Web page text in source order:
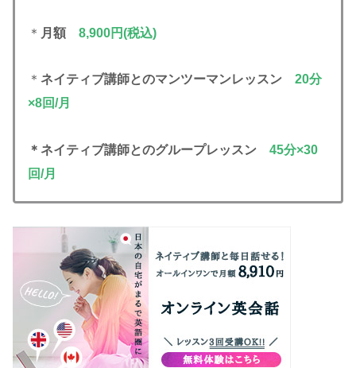
＊ 月額 8,900円(税込)
＊ ネイティブ講師とのマンツーマンレッスン
20分
×8回/月
＊ネイティブ講師とのグループレッスン
45分×30
回/月